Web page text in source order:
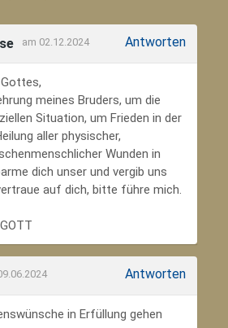
am 02.12.2024 Antworten
meines Bruders, um die
Situation, um Frieden in der
aller physischer,
Wunden in
dich unser und vergib uns
auf dich, bitte führe mich.
Antworten
in Erfüllung gehen